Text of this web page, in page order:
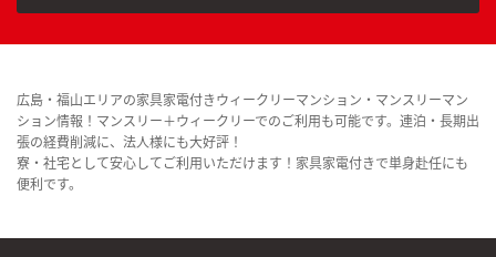
広島・福山エリアの家具家電付きウィークリーマンション・マンスリーマン
ション情報！マンスリー＋ウィークリーでのご利用も可能です。連泊・長期出
張の経費削減に、法人様にも大好評！
寮・社宅として安心してご利用いただけます！家具家電付きで単身赴任にも
便利です。